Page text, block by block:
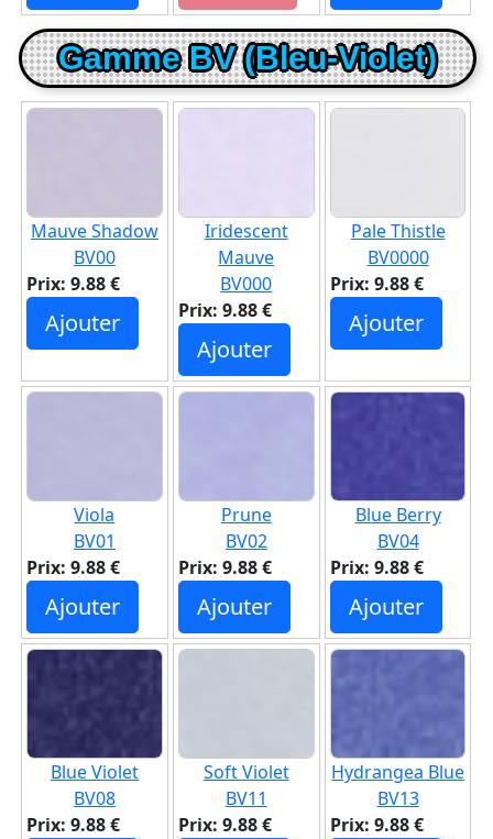
Gamme BV (Bleu-Violet)
Mauve Shadow
BV00
Prix: 9.88 €
Ajouter
Iridescent
Mauve
BV000
Prix: 9.88 €
Ajouter
Pale Thistle
BV0000
Prix: 9.88 €
Ajouter
Viola
BV01
Prix: 9.88 €
Ajouter
Prune
BV02
Prix: 9.88 €
Ajouter
Blue Berry
BV04
Prix: 9.88 €
Ajouter
Blue Violet
BV08
Prix: 9.88 €
Soft Violet
BV11
Prix: 9.88 €
Hydrangea Blue
BV13
Prix: 9.88 €